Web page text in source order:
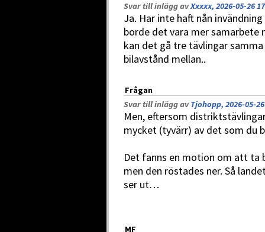
Svar till inlägg avXxxxx, 2026-05-26
Ja. Har inte haft nån
borde det vara mer samarbete
kan det gå tre tävlingar
bilavstånd mellan..
Frågan
Svar till inlägg avTjohopp, 2026-05-
Men, eftersom
mycket (tyvärr) av det som du
Det fanns en motion om att
men den röstades ner. Så
ser ut…
MF